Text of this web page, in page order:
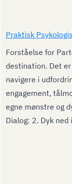
Praktisk
Forståelse for
destination. Det
navigere i
engagement,
egne mønstre og
Dialog: 2. Dyk